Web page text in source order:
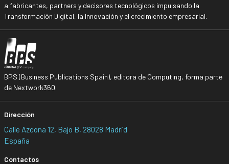
a fabricantes, partners y decisores tecnológicos impulsando la
Transformación Digital, la Innovación y el crecimiento empresarial.
BPS (Business Publications Spain), editora de Computing, forma parte
de Nextwork360.
Dirección
Calle Azcona 12, Bajo B, 28028 Madrid
España
Contactos